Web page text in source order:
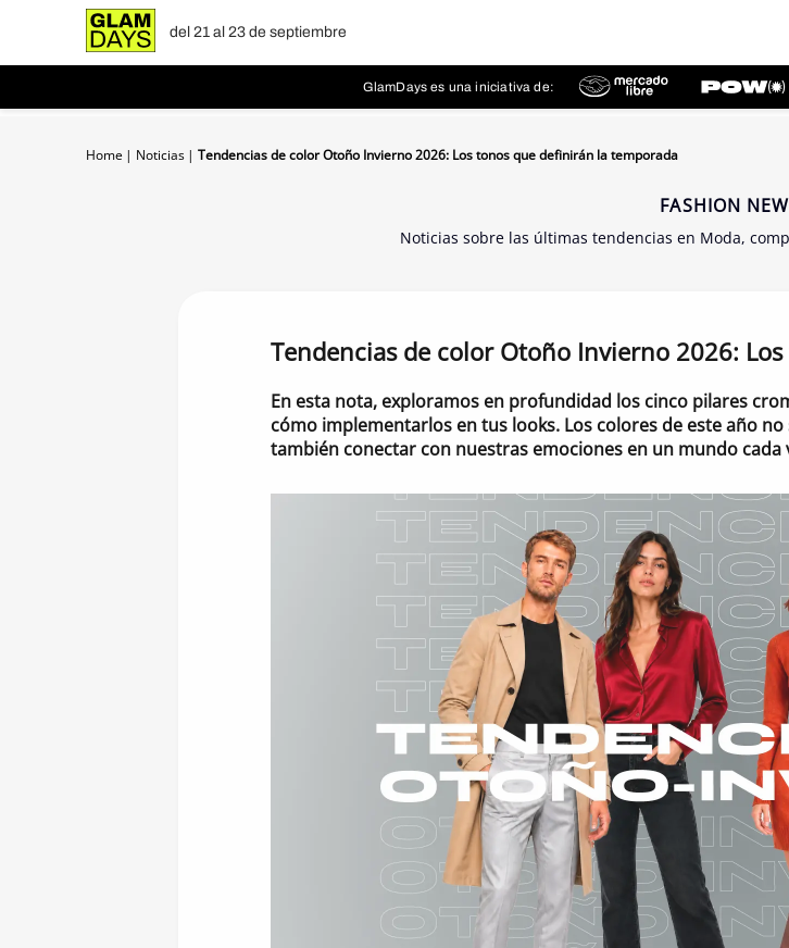
del 21 al 23 de septiembre
GlamDays es una iniciativa de:
Home Noticias Tendencias de color Otoño Invierno 2026: Los tonos que definirán la temporada
FASHION
Noticias sobre las últimas tendencias en Moda,
Tendencias de color Otoño Invierno 2026:
En esta nota, exploramos en profundidad los cinco pilares
cómo implementarlos en tus looks. Los colores de este año
también conectar con nuestras emociones en un mundo cada